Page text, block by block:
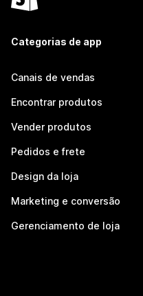
Categorias de app
Canais de vendas
Encontrar produtos
Vender produtos
Pedidos e frete
Design da loja
Marketing e conversão
Gerenciamento de loja